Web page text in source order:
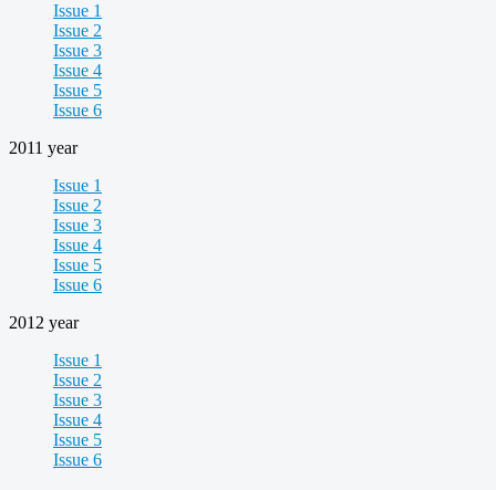
Issue 1
Issue 2
Issue 3
Issue 4
Issue 5
Issue 6
2011 year
Issue 1
Issue 2
Issue 3
Issue 4
Issue 5
Issue 6
2012 year
Issue 1
Issue 2
Issue 3
Issue 4
Issue 5
Issue 6